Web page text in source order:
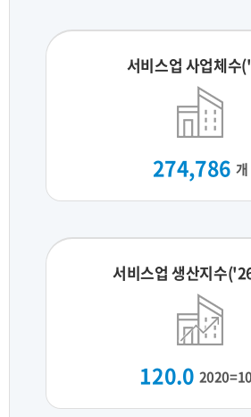
서비스업 사업체수
274,786 개
서비스업 생산지수
120.0